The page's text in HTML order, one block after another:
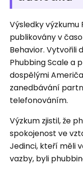
Výsledky výzkumu
publikovány v
Behavior. Vytvořili
Phubbing Scale a
dospělými
zanedbávání
telefonováním.
Výzkum zjistil, že
spokojenost ve
Jedinci, kteří měli
vazby, byli